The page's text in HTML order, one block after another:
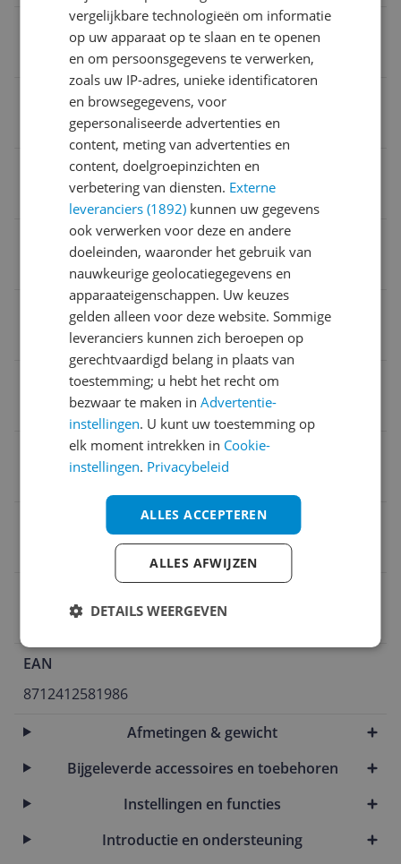
Reparatie type
Carry-in
Beweegbaar
Bediening via mobiele app
Verpakking breedte
18,6 cm
Product breedte
17,2 cm
Verpakkingsgewicht
Verpakking lengte
EAN
8712412581986
Afmetingen & gewicht
Bijgeleverde accessoires en toebehoren
Instellingen en functies
Introductie en ondersteuning
vergelijkbare technologieën om informatie
op uw apparaat op te slaan en te openen
en om persoonsgegevens te verwerken,
zoals uw IP-adres, unieke identificatoren
en browsegegevens, voor
gepersonaliseerde advertenties en
content, meting van advertenties en
content, doelgroepinzichten en
verbetering van diensten. Externe
leveranciers (1892) kunnen uw gegevens
ook verwerken voor deze en andere
doeleinden, waaronder het gebruik van
nauwkeurige geolocatiegegevens en
apparaateigenschappen. Uw keuzes
gelden alleen voor deze website. Sommige
leveranciers kunnen zich beroepen op
gerechtvaardigd belang in plaats van
toestemming; u hebt het recht om
bezwaar te maken inAdvertentie-
instellingen. U kunt uw toestemming op
elk moment intrekken in Cookie-
instellingen. Privacybeleid
ALLES ACCEPTEREN
ALLES AFWIJZEN
DETAILS WEERGEVEN